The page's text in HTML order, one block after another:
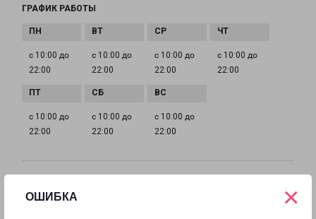
ОШИБКА ×
ГРАФИК РАБОТЫ
с 10:00 до
22:00
с 10:00 до
22:00
с 10:00 до
22:00
с 10:00 до
22:00
с 10:00 до
22:00
с 10:00 до
22:00
с 10:00 до
22:00
Московская область, улица Московская, 9